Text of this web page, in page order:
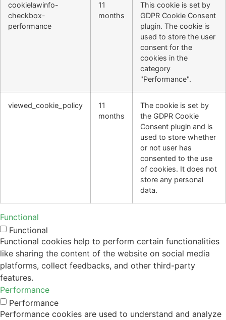
cookielawinfo-
checkbox-
performance
11
months
This cookie is set by
GDPR Cookie Consent
plugin. The cookie is
used to store the user
consent for the
cookies in the
category
"Performance".
viewed_cookie_policy
11
months
The cookie is set by
the GDPR Cookie
Consent plugin and is
used to store whether
or not user has
consented to the use
of cookies. It does not
store any personal
data.
Functional
Functional
Functional cookies help to perform certain functionalities
like sharing the content of the website on social media
platforms, collect feedbacks, and other third-party
features.
Performance
Performance
Performance cookies are used to understand and analyze